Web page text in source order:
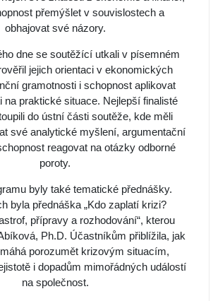
přemýšlet v souvislostech a
obhajovat své názory.
dne se soutěžící utkali v písemném
jejich orientaci v ekonomických
gramotnosti i schopnost aplikovat
na praktické situace. Nejlepší finalisté
do ústní části soutěže, kde měli
své analytické myšlení, argumentační
reagovat na otázky odborné
poroty.
byly také tematické přednášky.
byla přednáška „Kdo zaplatí krizi?
přípravy a rozhodování“, kterou
Ph.D. Účastníkům přiblížila, jak
porozumět krizovým situacím,
i dopadům mimořádných událostí
na společnost.